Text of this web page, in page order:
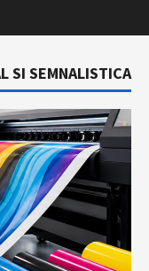
SI SEMNALISTICA